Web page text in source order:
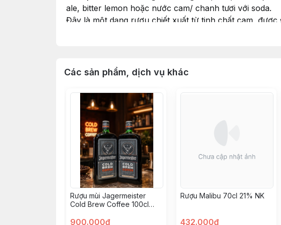
ale, bitter lemon hoặc nước cam/ chanh tươi với soda.
Đây là một dạng rượu chiết xuất từ tinh chất cam,
yếu từ cam và một vài nguyên liệu khác . Rượu
Các sản phẩm, dịch vụ khác
Rượu mùi Jagermeister
Cold Brew Coffee 100cl
900.000đ
Rượu Malibu 70cl 21% NK
432.000đ